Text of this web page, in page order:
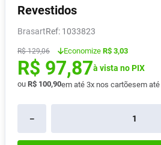
Revestidos
Brasart : 1033823
R$ 129,06 Economize R$ 3,03
R$ 97,87à vista no PIX
ou R$ 100,90em até 3x nos cartõesem até
－
7º Desodorante
º Absorvente
Vitamina D
10 º Lavitan